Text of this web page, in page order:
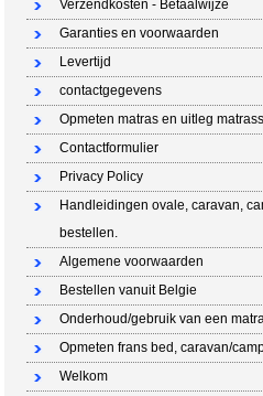
Verzendkosten - Betaalwijze
Garanties en voorwaarden
Levertijd
contactgegevens
Opmeten matras en uitleg
Contactformulier
Privacy Policy
Handleidingen ovale, caravan,
bestellen.
Algemene voorwaarden
Bestellen vanuit Belgie
Onderhoud/gebruik van een
Opmeten frans bed, caravan/
Welkom